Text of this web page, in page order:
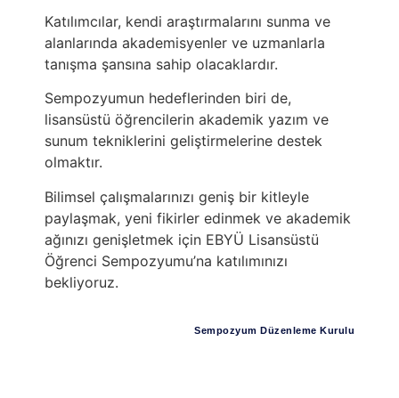
Katılımcılar, kendi araştırmalarını sunma ve
alanlarında akademisyenler ve uzmanlarla
tanışma şansına sahip olacaklardır.
Sempozyumun hedeflerinden biri de,
lisansüstü öğrencilerin akademik yazım ve
sunum tekniklerini geliştirmelerine destek
olmaktır.
Bilimsel çalışmalarınızı geniş bir kitleyle
paylaşmak, yeni fikirler edinmek ve akademik
ağınızı genişletmek için EBYÜ Lisansüstü
Öğrenci Sempozyumu’na katılımınızı
bekliyoruz.
Sempozyum Düzenleme Kurulu